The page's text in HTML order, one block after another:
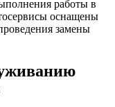
работы в
оснащены
замены